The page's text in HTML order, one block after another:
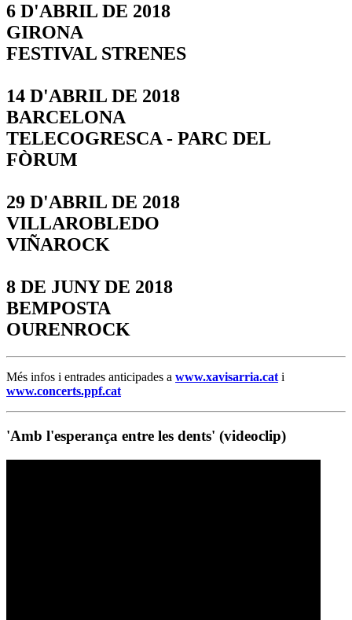
6 D'ABRIL DE 2018
GIRONA
FESTIVAL STRENES
14 D'ABRIL DE 2018
BARCELONA
TELECOGRESCA - PARC DEL
FÒRUM
29 D'ABRIL DE 2018
VILLAROBLEDO
VIÑAROCK
8 DE JUNY DE 2018
BEMPOSTA
OURENROCK
Més infos i entrades anticipades a www.xavisarria.cat i
www.concerts.ppf.cat
'Amb l'esperança entre les dents' (videoclip)